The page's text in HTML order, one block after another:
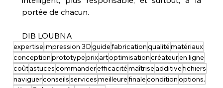
portée de chacun.
DIB LOUBNA
expertiseimpression 3Dguidefabricationqualitématériaux
conceptionprototypeprixartoptimisationcréateuren ligne
coûtastucescommanderefficacitémaîtrise additivefichiers
naviguerconseilsservicesmeilleurefinaleconditionoptions.